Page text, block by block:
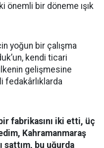
önemli bir döneme ışık
yoğun bir çalışma
kendi ticari
gelişmesine
fedakârlıklarda
fabrikasını iki etti, üç
Kahramanmaraş
sattım, bu uğurda